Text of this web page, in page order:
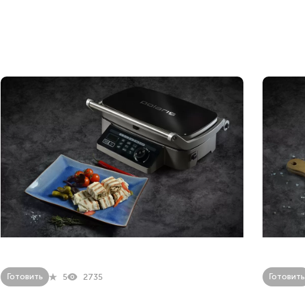
Готовить 5 2735 Готовить